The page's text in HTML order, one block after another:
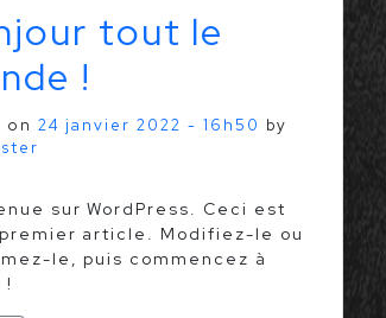
tout le
!
on 24 janvier 2022 - 16h50 by
sur WordPress. Ceci est
article. Modifiez-le ou
le, puis commencez à
!